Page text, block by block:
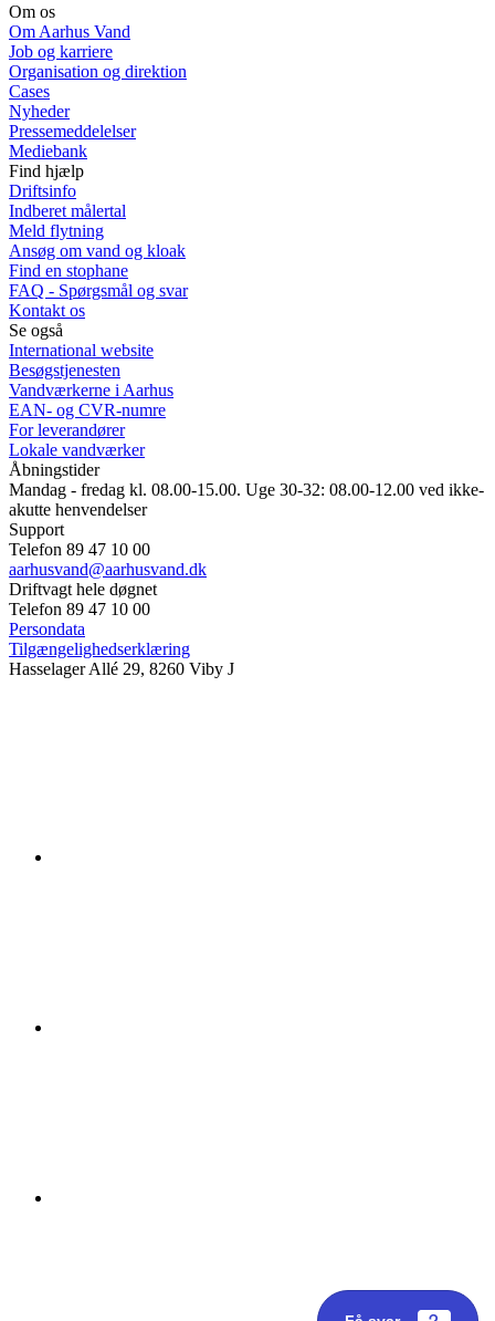
Om os
Om Aarhus Vand
Job og karriere
Organisation og direktion
Cases
Nyheder
Pressemeddelelser
Mediebank
Find hjælp
Driftsinfo
Indberet målertal
Meld flytning
Ansøg om vand og kloak
Find en stophane
FAQ - Spørgsmål og svar
Kontakt os
Se også
International website
Besøgstjenesten
Vandværkerne i Aarhus
EAN- og CVR-numre
For leverandører
Lokale vandværker
Åbningstider
Mandag - fredag kl. 08.00-15.00. Uge 30-32: 08.00-12.00 ved ikke-
akutte henvendelser
Support
Telefon 89 47 10 00
aarhusvand@aarhusvand.dk
Driftvagt hele døgnet
Telefon 89 47 10 00
Persondata
Tilgængelighedserklæring
Hasselager Allé 29, 8260 Viby J